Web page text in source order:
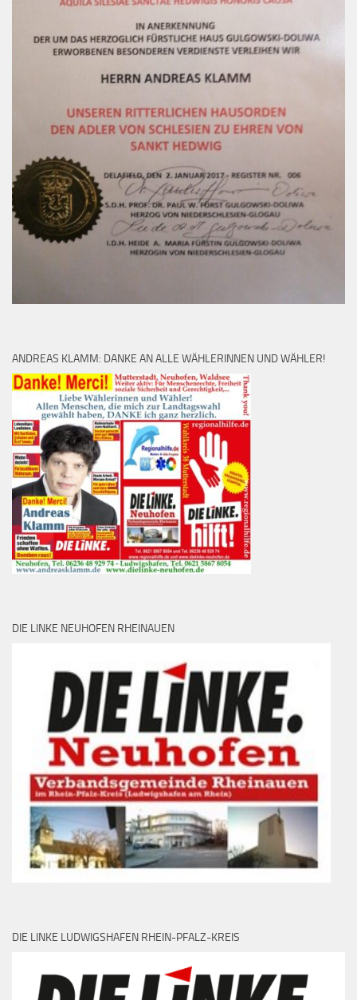
ANDREAS KLAMM: DANKE AN ALLE WÄHLERINNEN UND WÄHLER!
DIE LINKE NEUHOFEN RHEINAUEN
DIE LINKE LUDWIGSHAFEN RHEIN-PFALZ-KREIS